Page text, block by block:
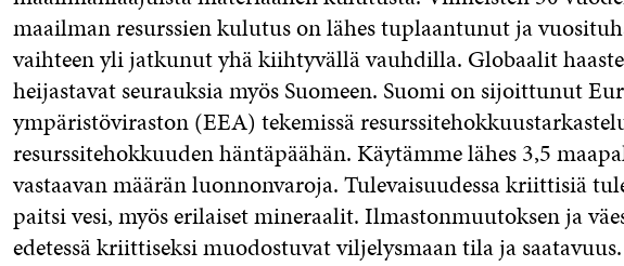
maailman resurssien kulutus on lähes tuplaantunut ja
vaihteen yli jatkunut yhä kiihtyvällä vauhdilla. Globaalit
heijastavat seurauksia myös Suomeen. Suomi on sijoittunut
ympäristöviraston (EEA) tekemissä
resurssitehokkuuden häntäpäähän. Käytämme lähes 3,5
vastaavan määrän luonnonvaroja. Tulevaisuudessa kriittisiä
paitsi vesi, myös erilaiset mineraalit. Ilmastonmuutoksen ja
edetessä kriittiseksi muodostuvat viljelysmaan tila ja